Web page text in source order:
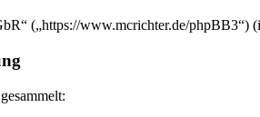
(„https://www.mcrichter.de/phpBB3“)